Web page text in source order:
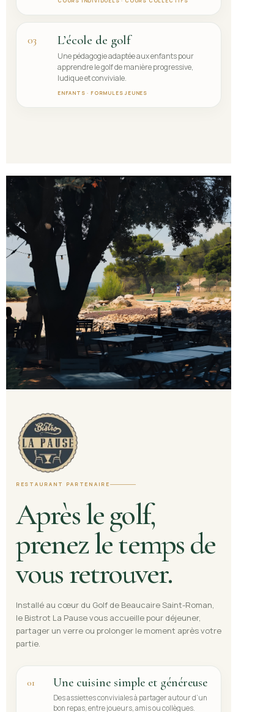
03 L’école de golf
Une pédagogie adaptée aux enfants pour
apprendre le golf de manière progressive,
ludique et conviviale.
ENFANTS · FORMULES JEUNES
RESTAURANT PARTENAIRE
Après le golf,
prenez le temps de
vous retrouver.
Installé au cœur du Golf de Beaucaire Saint-Roman,
le Bistrot La Pause vous accueille pour déjeuner,
partager un verre ou prolonger le moment après votre
partie.
01 Une cuisine simple et généreuse
Des assiettes conviviales à partager autour d’un
bon repas, entre joueurs, amis ou collègues.